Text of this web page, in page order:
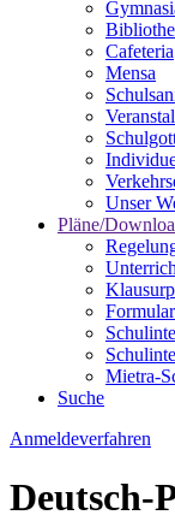
Cafeteria
Mensa
Unser
Pläne/
Mietra-
Suche
Anmeldeverfahren
Deutsch-